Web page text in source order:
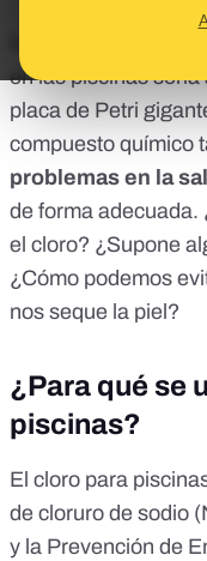
en las piscinas
placa de Petri
compuesto químico
problemas en la
de forma adecuada.
el cloro? ¿Supone
¿Cómo podemos
nos seque la piel?
¿Para qué se
piscinas?
El cloro para
de cloruro de sodio
y la Prevención de